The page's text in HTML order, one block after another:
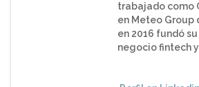
trabajado como
en Meteo Group
en 2016 fundó
negocio fintech